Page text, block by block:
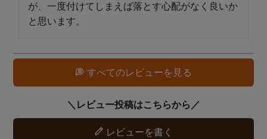
が、一度付けてしまえば落とす心配がなく良いか
と思います。
すべてのレビューを見る
レビューを書く